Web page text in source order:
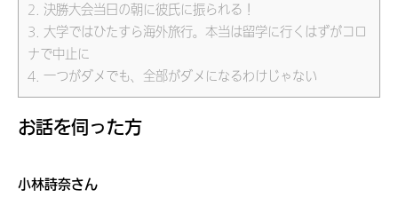
2. 決勝大会当日の朝に彼氏に振られる！
3. 大学ではひたすら海外旅行。本当は留学に行くはずがコロ
ナで中止に
4. 一つがダメでも、全部がダメになるわけじゃない
お話を伺った方
小林詩奈さん